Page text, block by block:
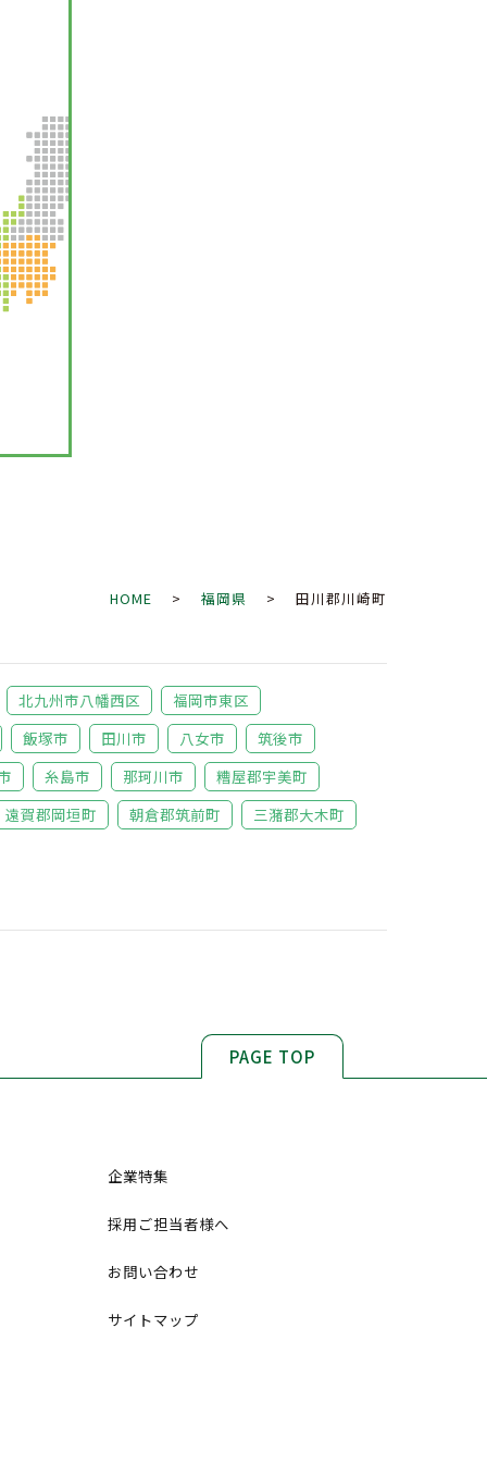
HOME > 福岡県 > 田川郡川崎町
北九州市八幡西区
福岡市東区
飯塚市
田川市 八女市
筑後市
糸島市 那珂川市
糟屋郡宇美町
遠賀郡岡垣町
朝倉郡筑前町 三潴郡大木町
PAGE TOP
企業特集
採用ご担当者様へ
お問い合わせ
サイトマップ